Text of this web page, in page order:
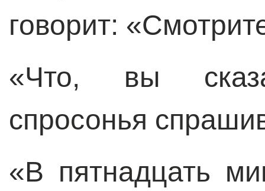
говорит:
«Что, вы
спросонья
«В пятнадцать